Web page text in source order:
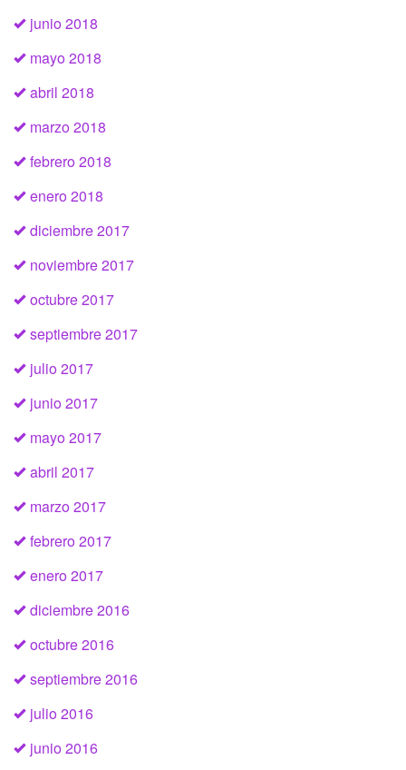
junio 2018
mayo 2018
abril 2018
marzo 2018
febrero 2018
enero 2018
diciembre 2017
noviembre 2017
octubre 2017
septiembre 2017
julio 2017
junio 2017
mayo 2017
abril 2017
marzo 2017
febrero 2017
enero 2017
diciembre 2016
octubre 2016
septiembre 2016
julio 2016
junio 2016